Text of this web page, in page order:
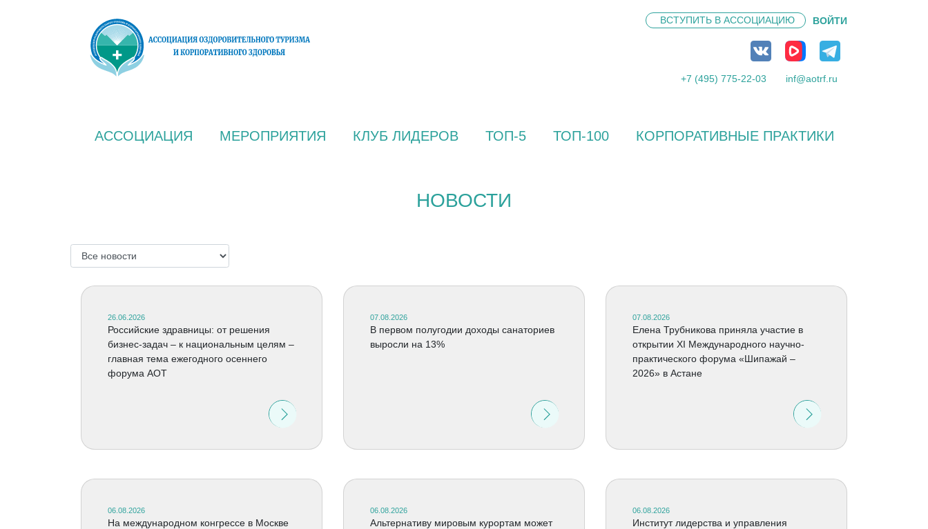
ВСТУПИТЬ В АССОЦИАЦИЮ ВОЙТИ
+7 (495) 775-22-03 inf@aotrf.ru
АССОЦИАЦИЯ МЕРОПРИЯТИЯ КЛУБ ЛИДЕРОВ ТОП-5 ТОП-100 КОРПОРАТИВНЫЕ ПРАКТИКИ
НОВОСТИ
26.06.2026
Российские здравницы: от решения
бизнес-задач – к национальным целям –
главная тема ежегодного осеннего
форума АОТ
07.08.2026
В первом полугодии доходы санаториев
выросли на 13%
07.08.2026
Елена Трубникова приняла участие в
открытии XI Международного научно-
практического форума «Шипажай –
2026» в Астане
06.08.2026
На международном конгрессе в Москве
06.08.2026
Альтернативу мировым курортам может
06.08.2026
Институт лидерства и управления